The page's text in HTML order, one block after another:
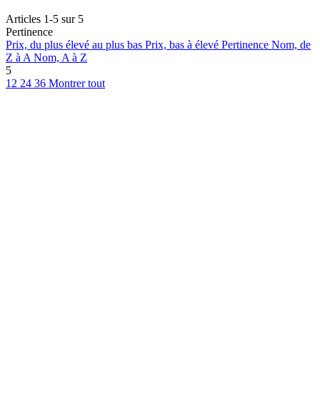
Articles 1-5 sur 5
Pertinence
Prix, du plus élevé au plus bas Prix, bas à élevé Pertinence Nom, de
Z à ANom, A à Z
5
12 24 36 Montrer tout